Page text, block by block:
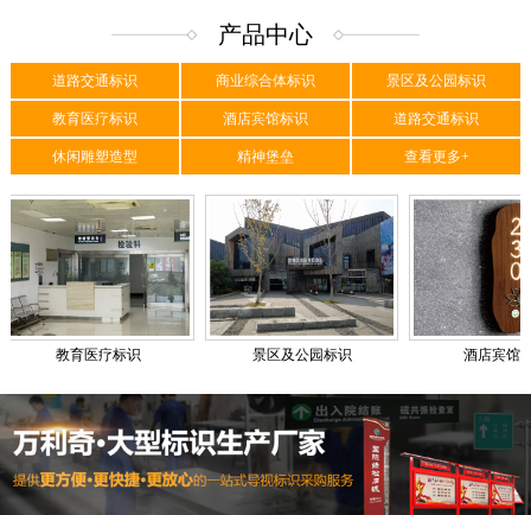
产品中心
道路交通标识 商业综合体标识 景区及公园标识
教育医疗标识 酒店宾馆标识 道路交通标识
休闲雕塑造型 精神堡垒 查看更多+
教育医疗标识 景区及公园标识 酒店宾馆标识